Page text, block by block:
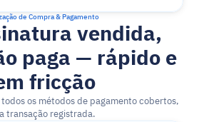
de Compra & Pagamento
vendida,
paga — rápido e
fricção
os métodos de pagamento cobertos,
transação registrada.